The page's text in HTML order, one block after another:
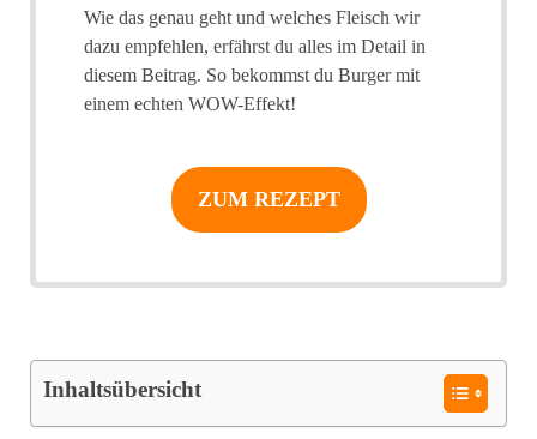
Wie das genau geht und welches Fleisch wir
dazu empfehlen, erfährst du alles im Detail in
diesem Beitrag. So bekommst du Burger mit
einem echten WOW-Effekt!
ZUM REZEPT
Inhaltsübersicht